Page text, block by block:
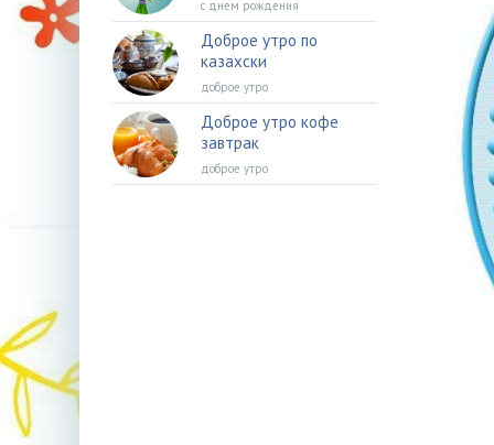
с днем рождения
Доброе утро по
казахски
доброе утро
Доброе утро кофе
завтрак
доброе утро